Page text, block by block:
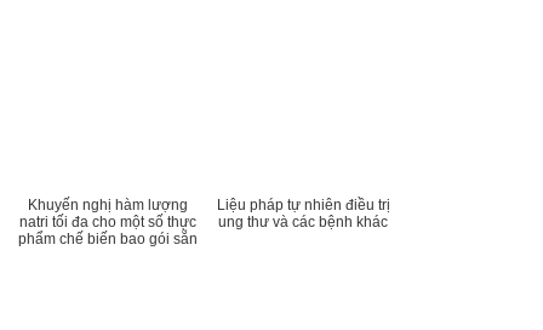
Khuyến nghị hàm lượng
natri tối đa cho một số thực
phẩm chế biến bao gói sẵn
Liệu pháp tự nhiên điều trị
ung thư và các bệnh khác